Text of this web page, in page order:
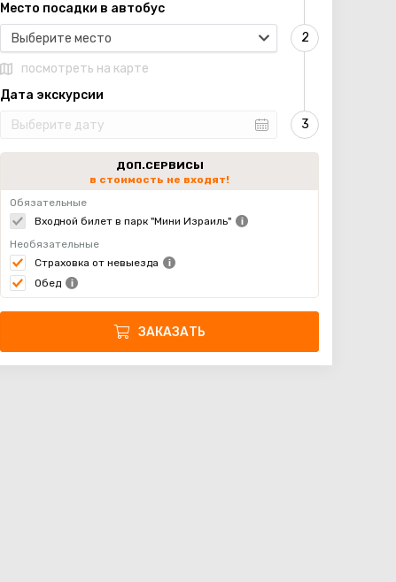
Место посадки в автобус
Выберите место
посмотреть на карте
Дата экскурсии
ДОП.СЕРВИСЫ
в стоимость не входят!
Обязательные
Входной билет в парк "Мини Израиль"
Необязательные
Страховка от невыезда
Обед
ЗАКАЗАТЬ